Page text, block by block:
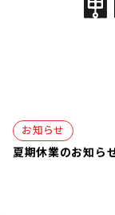
お知らせ
夏期休業のお知ら